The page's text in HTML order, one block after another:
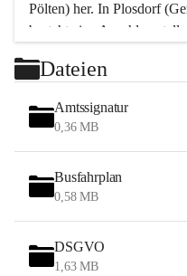
Pölten) her. In Plosdorf
besteht eine
Wien erreicht man in ca. 45
Stössing zählt noch zum
zum Naherholungsraum
„ihre Wiener“. Seit 1960
Wochenendhäuser im
waldreichen Jagdgebietes
Das Wandern ist aus
Tätigkeit. Das hügelige
Dateien
Amtssignatur
0,36 MB
Busfahrplan
0,58 MB
DSGVO
1,63 MB